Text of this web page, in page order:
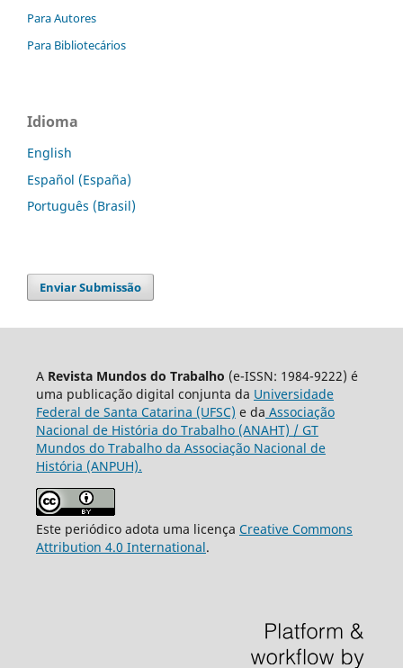
Para Autores
Para Bibliotecários
Idioma
English
Español (España)
Português (Brasil)
Enviar Submissão
A Revista Mundos do Trabalho (e-ISSN: 1984-9222) é
uma publicação digital conjunta da Universidade
Federal de Santa Catarina (UFSC) e da Associação
Nacional de História do Trabalho (ANAHT) / GT
Mundos do Trabalho da Associação Nacional de
História (ANPUH).
Este periódico adota uma licença Creative Commons
Attribution 4.0 International.